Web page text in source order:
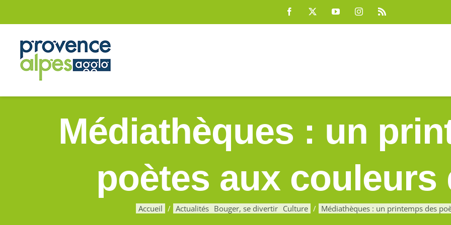
Facebook YouTubeInstagram
Médiathèques : un
poètes aux couleurs
Accueil Actualités Bouger, se divertir Culture Médiathèques : un printemps des